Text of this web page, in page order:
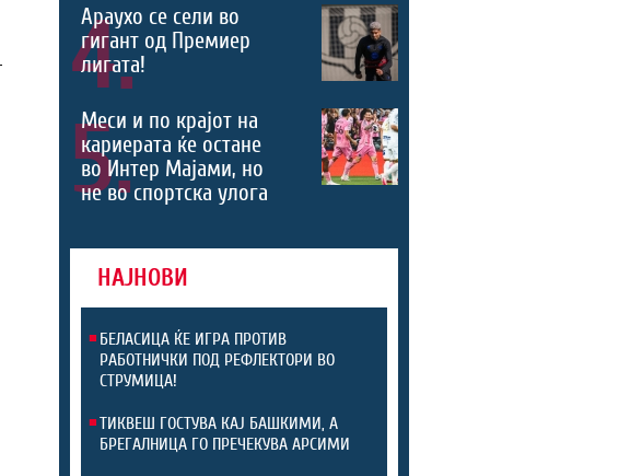
4.
Араухо се сели во
гигант од Премиер
лигата!
5.
Меси и по крајот на
кариерата ќе остане
во Интер Мајами, но
не во спортска улога
НАЈНОВИ
БЕЛАСИЦА ЌЕ ИГРА ПРОТИВ
РАБОТНИЧКИ ПОД РЕФЛЕКТОРИ ВО
СТРУМИЦА!
ТИКВЕШ ГОСТУВА КАЈ БАШКИМИ, А
БРЕГАЛНИЦА ГО ПРЕЧЕКУВА АРСИМИ